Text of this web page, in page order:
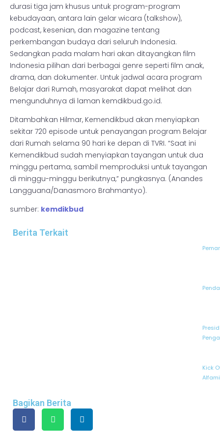
durasi tiga jam khusus untuk program-program
kebudayaan, antara lain gelar wicara (talkshow),
podcast, kesenian, dan magazine tentang
perkembangan budaya dari seluruh Indonesia.
Sedangkan pada malam hari akan ditayangkan film
Indonesia pilihan dari berbagai genre seperti film anak,
drama, dan dokumenter. Untuk jadwal acara program
Belajar dari Rumah, masyarakat dapat melihat dan
mengunduhnya di laman kemdikbud.go.id.
Ditambahkan Hilmar, Kemendikbud akan menyiapkan
sekitar 720 episode untuk penayangan program Belajar
dari Rumah selama 90 hari ke depan di TVRI. “Saat ini
Kemendikbud sudah menyiapkan tayangan untuk dua
minggu pertama, sambil memproduksi untuk tayangan
di minggu-minggu berikutnya,” pungkasnya. (Anandes
Langguana/Danasmoro Brahmantyo).
sumber: kemdikbud
Berita Terkait
Kick
Bagikan Berita